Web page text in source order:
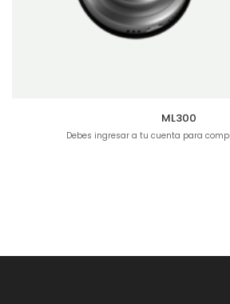
ML300
Debes ingresar a tu cuenta para